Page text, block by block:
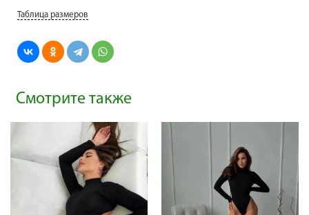
Таблица размеров
Смотрите также